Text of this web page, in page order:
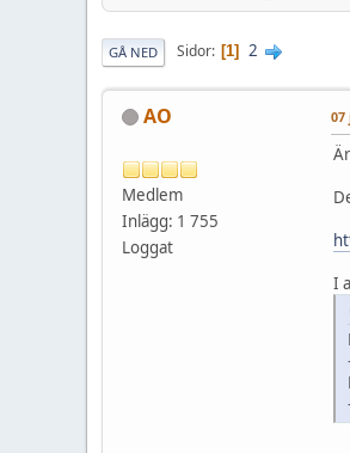
GÅ NED Sidor 1 2
AO
Medlem
Inlägg: 1 755
Loggat
07
I